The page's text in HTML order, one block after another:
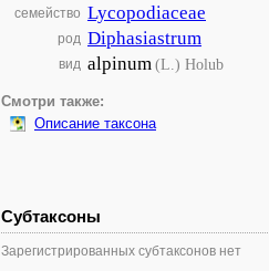
семейство Lycopodiaceae
род Diphasiastrum
вид alpinum(L.) Holub
Смотри также:
Описание таксона
Субтаксоны
Зарегистрированных субтаксонов нет